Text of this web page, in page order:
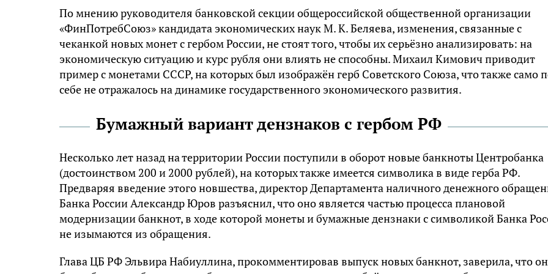
По мнению руководителя банковской секции общероссийской общественной организации
«ФинПотребСоюз» кандидата экономических наук М. К. Беляева, изменения, связанные с
чеканкой новых монет с гербом России, не стоят того, чтобы их серьёзно анализировать: на
экономическую ситуацию и курс рубля они влиять не способны. Михаил Кимович приводит
пример с монетами СССР, на которых был изображён герб Советского Союза, что также само
себе не отражалось на динамике государственного экономического развития.
Бумажный вариант дензнаков с гербом РФ
Несколько лет назад на территории России поступили в оборот новые банкноты Центробанка
(достоинством 200 и 2000 рублей), на которых также имеется символика в виде герба РФ.
Предваряя введение этого новшества, директор Департамента наличного денежного
Банка России Александр Юров разъяснил, что оно является частью процесса плановой
модернизации банкнот, в ходе которой монеты и бумажные дензнаки с символикой Банка
не изымаются из обращения.
Глава ЦБ РФ Эльвира Набиуллина, прокомментировав выпуск новых банкнот, заверила, что